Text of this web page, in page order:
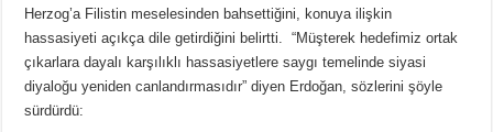
Herzog’a Filistin meselesinden bahsettiğini, konuya ilişkin
hassasiyeti açıkça dile getirdiğini belirtti. “Müşterek hedefimiz ortak
çıkarlara dayalı karşılıklı hassasiyetlere saygı temelinde siyasi
diyaloğu yeniden canlandırmasıdır” diyen Erdoğan, sözlerini şöyle
sürdürdü: